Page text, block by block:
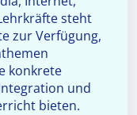
steht
zur Verfügung,
konkrete
und
bieten.